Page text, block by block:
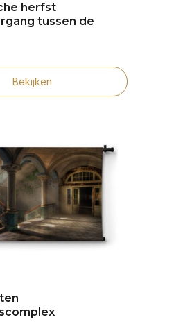
herfst
tussen de
Bekijken